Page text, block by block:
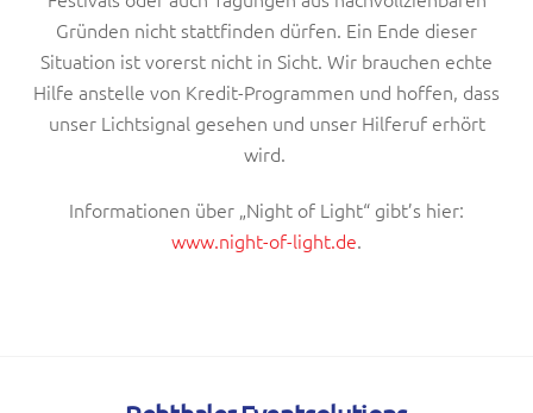
Gründen nicht stattfinden dürfen. Ein Ende dieser
Situation ist vorerst nicht in Sicht. Wir brauchen echte
Hilfe anstelle von Kredit-Programmen und hoffen, dass
unser Lichtsignal gesehen und unser Hilferuf erhört
wird.
Informationen über „Night of Light“ gibt’s hier:
www.night-of-light.de.